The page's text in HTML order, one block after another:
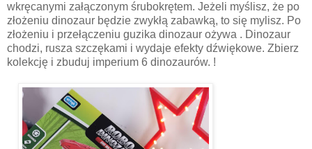
wkręcanymi załączonym śrubokrętem. Jeżeli myślisz, że po
złożeniu dinozaur będzie zwykłą zabawką, to się mylisz. Po
złożeniu i przełączeniu guzika dinozaur ożywa . Dinozaur
chodzi, rusza szczękami i wydaje efekty dźwiękowe. Zbierz
kolekcję i zbuduj imperium 6 dinozaurów. !